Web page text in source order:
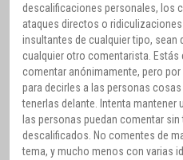
descalificaciones personales, los
ataques directos o
insultantes de cualquier tipo, sean
cualquier otro comentarista. Estás
comentar anónimamente, pero
para decirles a las personas
tenerlas delante. Intenta mantener
las personas puedan comentar
descalificados. No comentes de
tema, y mucho menos con varias